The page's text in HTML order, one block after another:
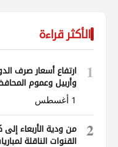
الأكثر قراءة
1
ارتفاع أسعار صرف
وأربيل وعموم
1 أغسطس
2
القنوات الناقلة